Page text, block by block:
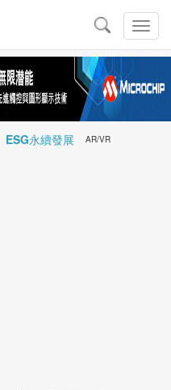
切
換
導
導
航
ESG永續發展 AR/VR